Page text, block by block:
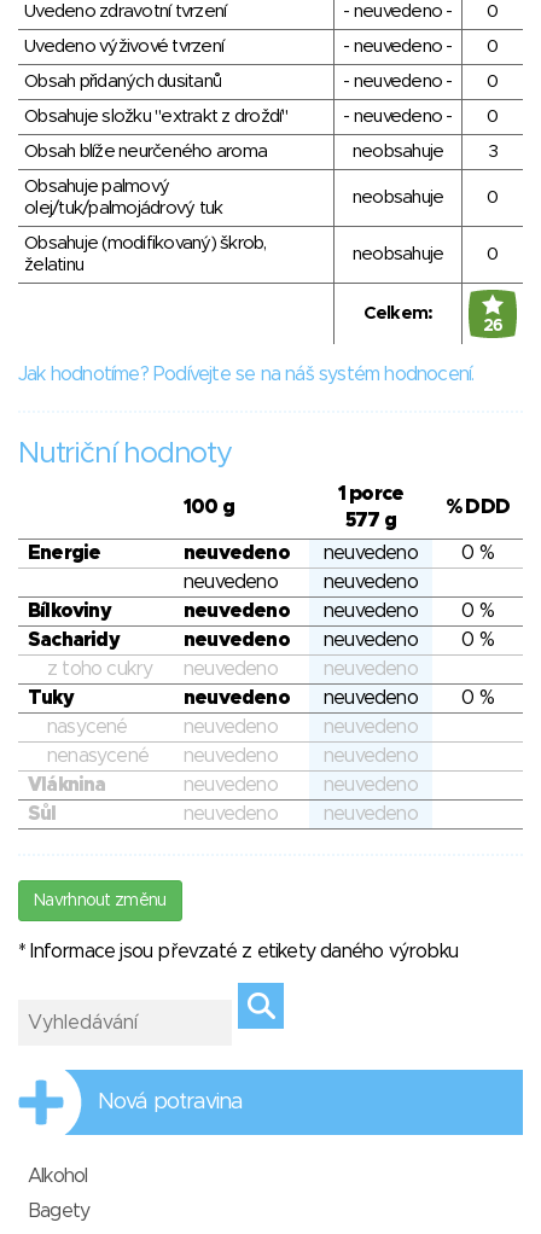
Uvedeno zdravotní tvrzení
- neuvedeno -
0
Uvedeno výživové tvrzení
- neuvedeno -
0
Obsah přidaných dusitanů
- neuvedeno -
0
Obsahuje složku "extrakt z droždí"
- neuvedeno -
0
Obsah blíže neurčeného aroma
neobsahuje
3
Obsahuje palmový
olej/tuk/palmojádrový tuk
neobsahuje 0
Obsahuje (modifikovaný) škrob,
želatinu
neobsahuje 0
Celkem:
26
Jak hodnotíme? Podívejte se na náš systém hodnocení.
Nutriční hodnoty
100 g
1 porce
577 g
% DDD
Energie neuvedeno neuvedeno
0 %
neuvedeno
neuvedeno
Bílkoviny
neuvedeno neuvedeno
0 %
Sacharidy
neuvedeno neuvedeno
0 %
z toho cukry
neuvedeno
neuvedeno
Tuky
neuvedeno neuvedeno
0 %
nasycené
neuvedeno
neuvedeno
nenasycené
neuvedeno
neuvedeno
Vláknina
neuvedeno
neuvedeno
Sůl
neuvedeno neuvedeno
Navrhnout změnu
* Informace jsou převzaté z etikety daného výrobku
Nová potravina
Alkohol
Bagety